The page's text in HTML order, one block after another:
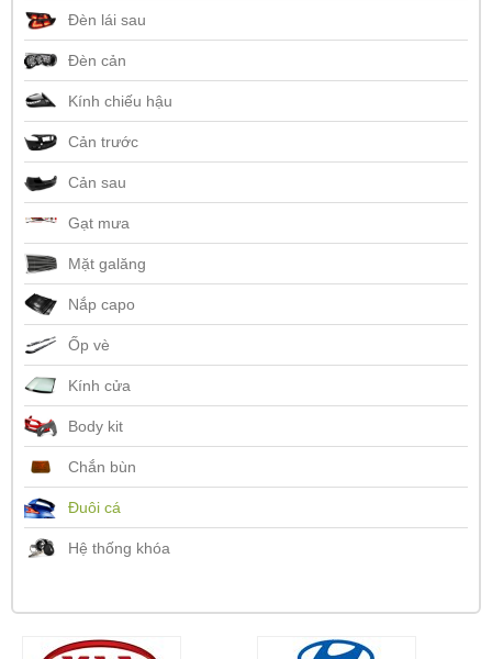
Đèn lái sau
Đèn cản
Kính chiếu hậu
Cản trước
Cản sau
Gạt mưa
Mặt galăng
Nắp capo
Ốp vè
Kính cửa
Body kit
Chắn bùn
Đuôi cá
Hệ thống khóa